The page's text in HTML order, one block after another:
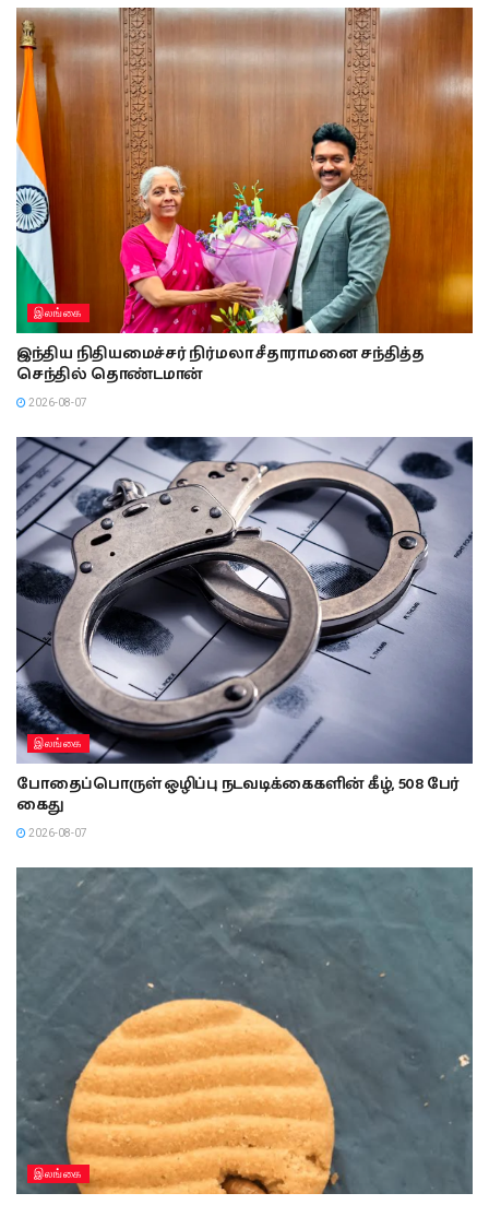
இலங்கை
இந்திய நிதியமைச்சர் நிர்மலா சீதாராமனை சந்தித்த
செந்தில் தொண்டமான்
2026-08-07
இலங்கை
போதைப்பொருள் ஒழிப்பு நடவடிக்கைகளின் கீழ், 508 பேர்
கைது
2026-08-07
இலங்கை